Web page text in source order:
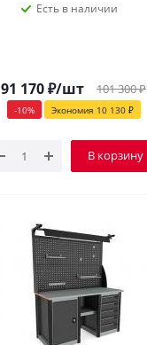
Есть в наличии
91 170₽/шт 101 300₽
-10% Экономия 10 130₽
В корзину